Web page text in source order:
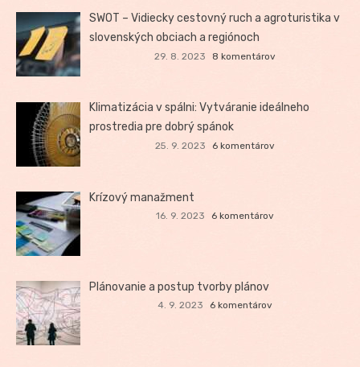
SWOT – Vidiecky cestovný ruch a agroturistika v
slovenských obciach a regiónoch
29. 8. 2023 8 komentárov
Klimatizácia v spálni: Vytváranie ideálneho
prostredia pre dobrý spánok
25. 9. 2023 6 komentárov
Krízový manažment
16. 9. 2023 6 komentárov
Plánovanie a postup tvorby plánov
4. 9. 2023 6 komentárov